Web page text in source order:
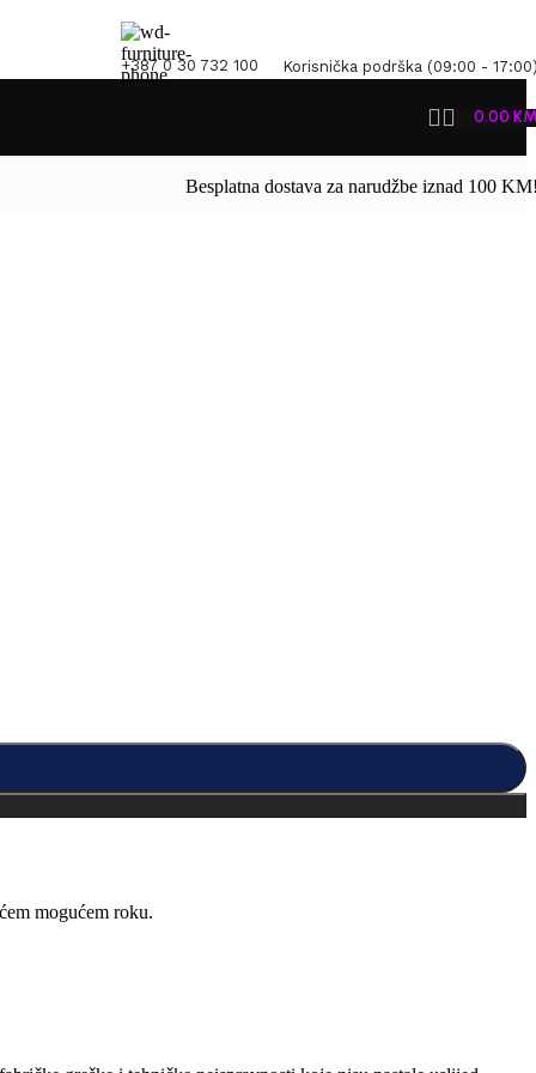
+387 0 30 732 100 Korisnička podrška (09:00 -
0.00
Besplatna dostava za narudžbe iznad 100
mogućem roku.